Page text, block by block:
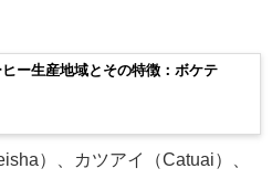
ー生産地域とその特徴：ボケテ
）、カツアイ（Catuai）、